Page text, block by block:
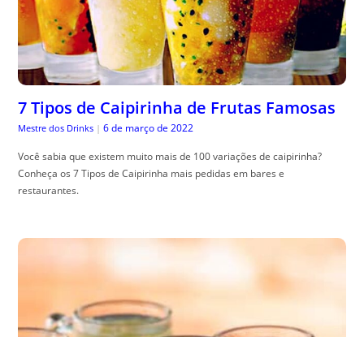
7 Tipos de Caipirinha de Frutas Famosas
Mestre dos Drinks | 6 de março de 2022
Você sabia que existem muito mais de 100 variações de caipirinha?
Conheça os 7 Tipos de Caipirinha mais pedidas em bares e
restaurantes.